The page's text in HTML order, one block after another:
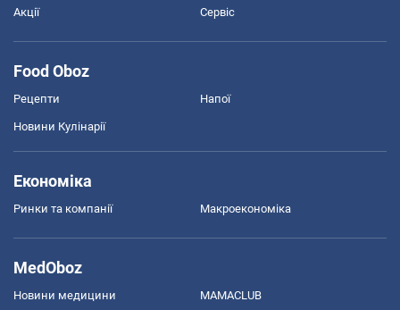
Акції Сервіс
Food Oboz
Рецепти Напої
Новини Кулінарії
Економіка
Ринки та компанії Макроекономіка
MedOboz
Новини медицини MAMACLUB